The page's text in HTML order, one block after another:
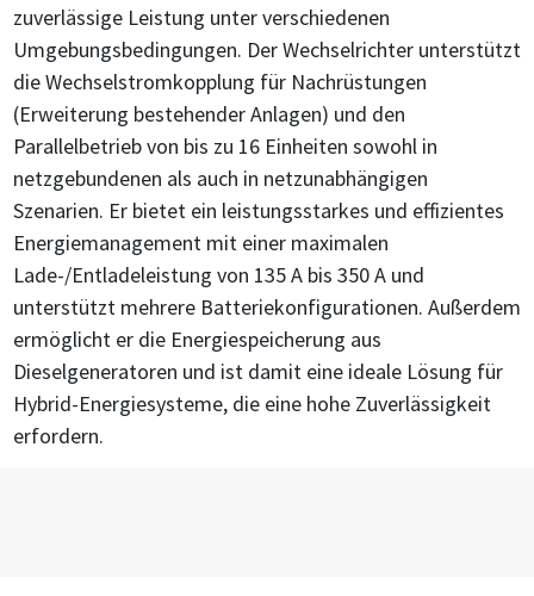
zuverlässige Leistung unter verschiedenen
Umgebungsbedingungen. Der Wechselrichter unterstützt
die Wechselstromkopplung für Nachrüstungen
(Erweiterung bestehender Anlagen) und den
Parallelbetrieb von bis zu 16 Einheiten sowohl in
netzgebundenen als auch in netzunabhängigen
Szenarien. Er bietet ein leistungsstarkes und effizientes
Energiemanagement mit einer maximalen
Lade-/Entladeleistung von 135 A bis 350 A und
unterstützt mehrere Batteriekonfigurationen. Außerdem
ermöglicht er die Energiespeicherung aus
Dieselgeneratoren und ist damit eine ideale Lösung für
Hybrid-Energiesysteme, die eine hohe Zuverlässigkeit
erfordern.